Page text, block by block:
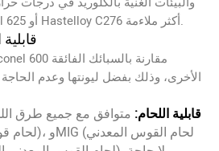
تعتبر السبائك مثل Inconel 625 أو Hastelloy C276 أكثر ملاءمة.
الأخرى، وذلك بفضل ليونتها وعدم الحاجة
قابلية اللحام: متوافق مع جميع طرق